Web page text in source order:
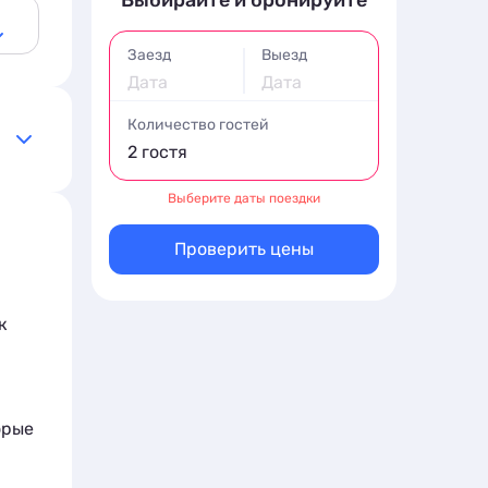
Заезд
Дата
Выезд
Дата
Количество гостей
2 гостя
Выберите даты поездки
Проверить цены